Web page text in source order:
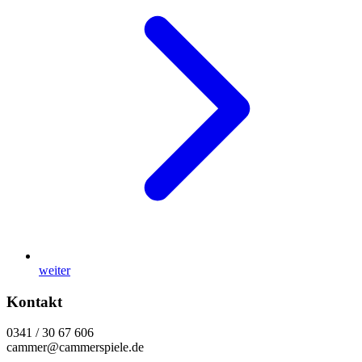
weiter
Kontakt
0341 / 30 67 606
cammer@cammerspiele.de